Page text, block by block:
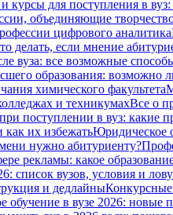
курсы для поступления в вуз:
объединяющие
цифрового аналитика
делать, если мнение
вуза: все возможные
образования: возможно
химического факультета
и техникумахВсе о
поступлении в вуз: какие
как их избежатьЮридическое
нужно абитуриенту?
рекламы: какое
список вузов, условия и
и дедлайны
обучение в вузе 2026: новые